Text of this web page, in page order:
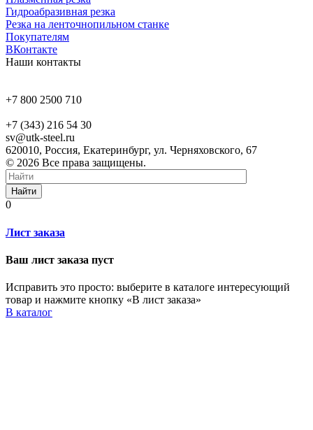
Гидроабразивная резка
Резка на ленточнопильном станке
Покупателям
ВКонтакте
Наши контакты
+7 800 2500 710
+7 (343) 216 54 30
sv@utk-steel.ru
620010, Россия, Екатеринбург, ул. Черняховского, 67
© 2026 Все права защищены.
Найти
0
Лист заказа
Ваш лист заказа пуст
Исправить это просто: выберите в каталоге интересующий
товар и нажмите кнопку «В лист заказа»
В каталог